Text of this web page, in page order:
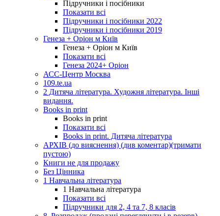
Підручники і посібники
Показати всі
Підручники і посібники 2022
Підручники і посібники 2019
Генеза + Оріон м Київ
Генеза + Оріон м Київ
Показати всі
Генеза 2024+ Оріон
АСС-Центр Москва
109.te.ua
2 Дитяча література. Художня література. Інші
видання.
Books in print
Books in print
Показати всі
Books in print. Дитяча література
АРХІВ (до вияснення) (див коментар)(тримати
пустою)
Книги не для продажу
Без Цінника
1 Навчальна література
1 Навчальна література
Показати всі
Підручники для 2, 4 та 7, 8 класів